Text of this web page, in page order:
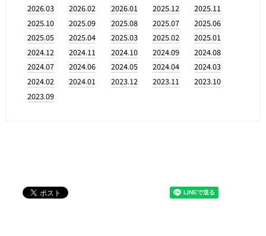
2026.03
2026.02 2026.01 2025.12
2025.11
2025.10
2025.09 2025.08 2025.07
2025.06
2025.05
2025.04 2025.03 2025.02
2025.01
2024.12
2024.11 2024.10 2024.09
2024.08
2024.07
2024.06 2024.05 2024.04
2024.03
2024.02
2024.01 2023.12 2023.11
2023.10
2023.09